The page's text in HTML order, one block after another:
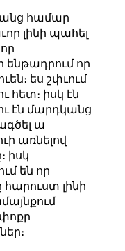
համար
լինի պահել
ենթադրում որ
ես շփւում
հետ։ իսկ էն
էն մարդկանց
ա
առնելով
իսկ
են որ
լինի